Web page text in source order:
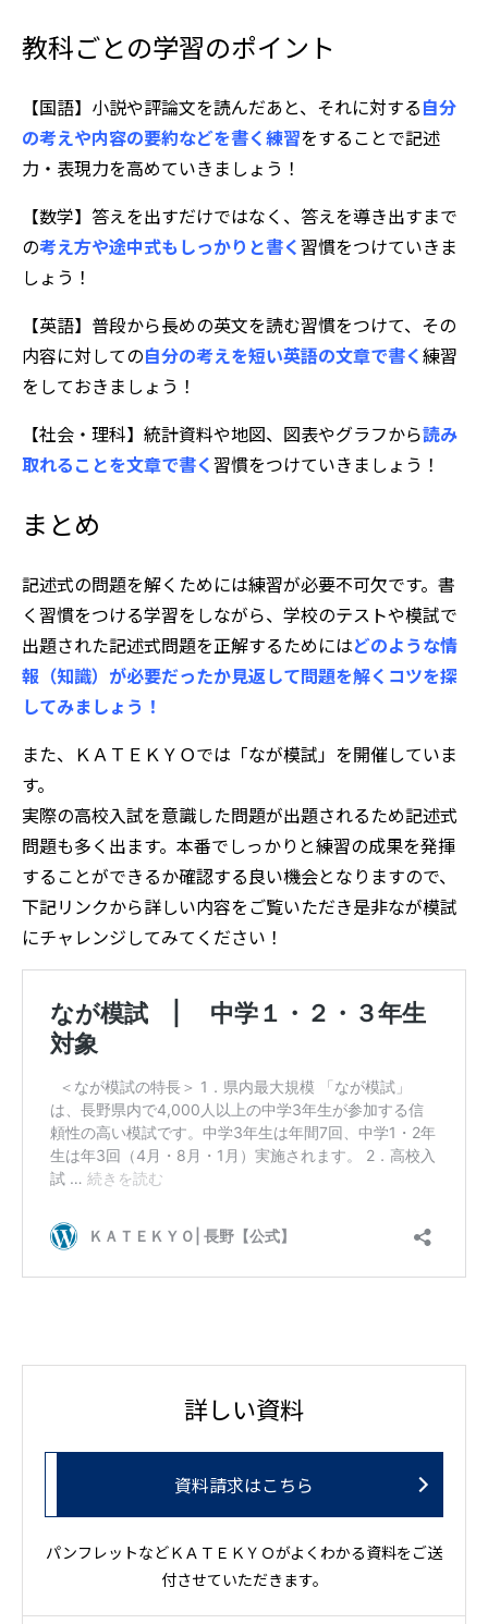
教科ごとの学習のポイント
【国語】小説や評論文を読んだあと、それに対する自分
の考えや内容の要約などを書く練習をすることで記述
力・表現力を高めていきましょう！
【数学】答えを出すだけではなく、答えを導き出すまで
の考え方や途中式もしっかりと書く習慣をつけていきま
しょう！
【英語】普段から長めの英文を読む習慣をつけて、その
内容に対しての自分の考えを短い英語の文章で書く練習
をしておきましょう！
【社会・理科】統計資料や地図、図表やグラフから読み
取れることを文章で書く習慣をつけていきましょう！
まとめ
記述式の問題を解くためには練習が必要不可欠です。書
く習慣をつける学習をしながら、学校のテストや模試で
出題された記述式問題を正解するためにはどのような情
報（知識）が必要だったか見返して問題を解くコツを探
してみましょう！
また、ＫＡＴＥＫＹＯでは「なが模試」を開催していま
す。
実際の高校入試を意識した問題が出題されるため記述式
問題も多く出ます。本番でしっかりと練習の成果を発揮
することができるか確認する良い機会となりますので、
下記リンクから詳しい内容をご覧いただき是非なが模試
にチャレンジしてみてください！
詳しい資料
資料請求はこちら
パンフレットなどＫＡＴＥＫＹＯがよくわかる資料をご送
付させていただきます。